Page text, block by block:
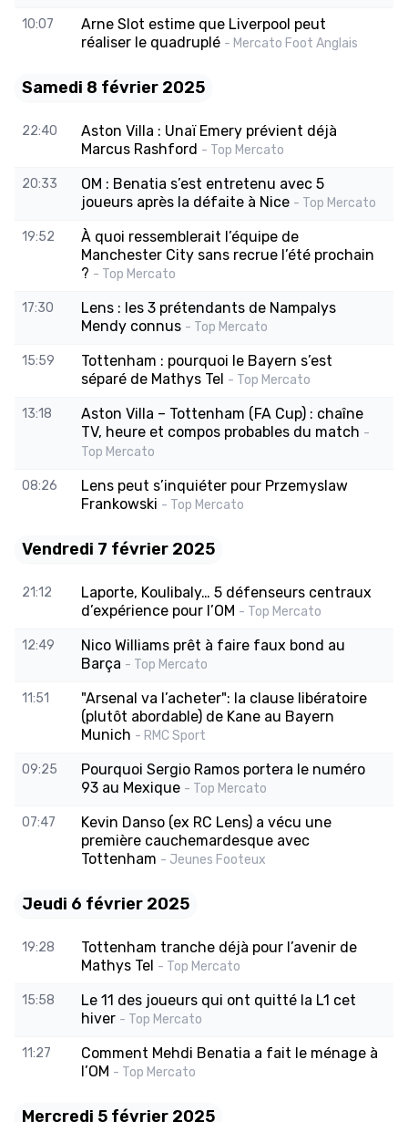
10:07
Arne Slot estime que Liverpool peut
réaliser le quadruplé - Mercato Foot Anglais
Samedi 8 février 2025
22:40
Aston Villa : Unaï Emery prévient déjà
Marcus Rashford - Top Mercato
20:33
OM : Benatia s’est entretenu avec 5
joueurs après la défaite à Nice - Top Mercato
19:52
À quoi ressemblerait l’équipe de
Manchester City sans recrue l’été prochain
? - Top Mercato
17:30
Lens : les 3 prétendants de Nampalys
Mendy connus - Top Mercato
15:59
Tottenham : pourquoi le Bayern s’est
séparé de Mathys Tel - Top Mercato
13:18
Aston Villa – Tottenham (FA Cup) : chaîne
TV, heure et compos probables du match -
Top Mercato
08:26
Lens peut s’inquiéter pour Przemyslaw
Frankowski - Top Mercato
Vendredi 7 février 2025
21:12
Laporte, Koulibaly… 5 défenseurs centraux
d’expérience pour l’OM - Top Mercato
12:49
Nico Williams prêt à faire faux bond au
Barça - Top Mercato
11:51
"Arsenal va l’acheter": la clause libératoire
(plutôt abordable) de Kane au Bayern
Munich - RMC Sport
09:25
Pourquoi Sergio Ramos portera le numéro
93 au Mexique - Top Mercato
07:47
Kevin Danso (ex RC Lens) a vécu une
première cauchemardesque avec
Tottenham - Jeunes Footeux
Jeudi 6 février 2025
19:28
Tottenham tranche déjà pour l’avenir de
Mathys Tel - Top Mercato
15:58
Le 11 des joueurs qui ont quitté la L1 cet
hiver - Top Mercato
11:27
Comment Mehdi Benatia a fait le ménage à
l’OM - Top Mercato
Mercredi 5 février 2025